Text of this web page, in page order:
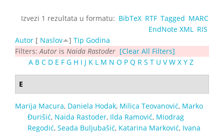
Izvezi 1 rezultata u formatu: BibTeX RTF Tagged MARC
EndNote XML
RIS
Autor [ Naslov ] Tip Godina
Filters: Autor is Naida Rastoder [Clear All Filters]
A B C D E F G H I J K L M N O P Q R S T U V W X Y Z
E
Marija Macura, Daniela Hodak, Milica Teovanović, Marko
Đurišić, Naida Rastoder, Ilda Ramović, Miodrag
Regodić, Seada Buljubašić, Katarina Marković, Ivana